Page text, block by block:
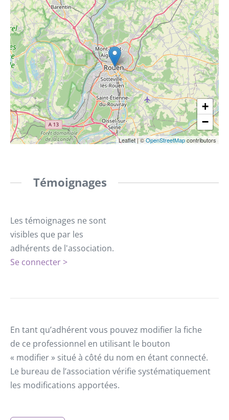
+
−
Leaflet|©OpenStreetMapcontributors
Témoignages
Les témoignages ne sont
visibles que par les
adhérents de l'association.
Se connecter >
En tant qu’adhérent vous pouvez modifier la fiche
de ce professionnel en utilisant le bouton
« modifier » situé à côté du nom en étant connecté.
Le bureau de l’association vérifie systématiquement
les modifications apportées.